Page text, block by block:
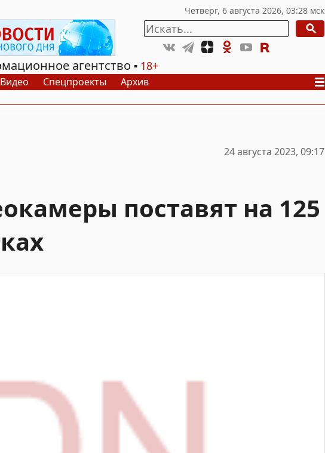
агентство
18+
Видео Спецпроекты Архив
24 августа 2023, 09:17
поставят на 125